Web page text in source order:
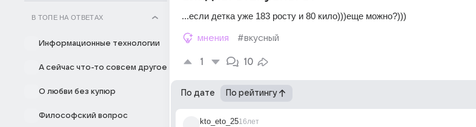
В ТОПЕ НА ОТВЕТАХ
Информационные технологии
А сейчас что-то совсем другое
О любви без купюр
Философский вопрос
...если детка уже 183 росту и 80 кило)))еще можно?)))
мнения #вкусный
1 10
По дате По рейтингу
kto_eto_2516лет